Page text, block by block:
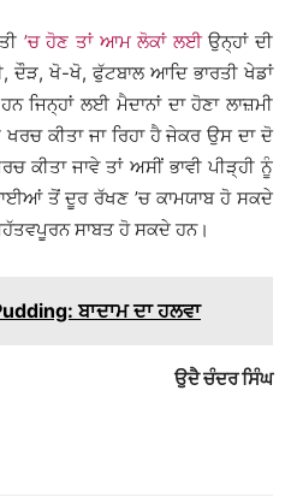
’ਚ ਹੋਣ ਤਾਂ ਆਮ ਲੋਕਾਂ ਲਈਉਨ੍ਹਾਂ ਦੀ
ਦੌੜ, ਖੋ-ਖੋ, ਫੁੱਟਬਾਲ ਆਦਿ ਭਾਰਤੀ ਖੇਡਾਂ
ਜਿਨ੍ਹਾਂ ਲਈ ਮੈਦਾਨਾਂ ਦਾ ਹੋਣਾ ਲਾਜ਼ਮੀ
ਕੀਤਾ ਜਾ ਰਿਹਾ ਹੈ ਜੇਕਰ ਉਸ ਦਾ ਦੋ
ਕੀਤਾ ਜਾਵੇ ਤਾਂ ਅਸੀਂ ਭਾਵੀ ਪੀੜ੍ਹੀ ਨੂੰ
ਤੋਂ ਦੂਰ ਰੱਖਣ ’ਚ ਕਾਮਯਾਬ ਹੋ ਸਕਦੇ
ਸਾਬਤ ਹੋ ਸਕਦੇ ਹਨ।
ਬਾਦਾਮ ਦਾ ਹਲਵਾ
ਉਦੈ ਚੰਦਰ ਸਿੰਘ